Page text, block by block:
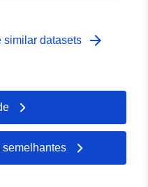
similar datasets arrow_forward